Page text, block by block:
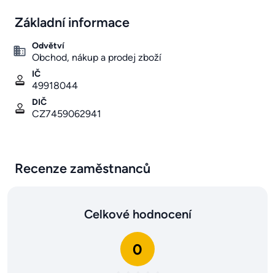
Základní informace
Odvětví
Obchod, nákup a prodej zboží
IČ
49918044
DIČ
CZ7459062941
Recenze zaměstnanců
Celkové hodnocení
0